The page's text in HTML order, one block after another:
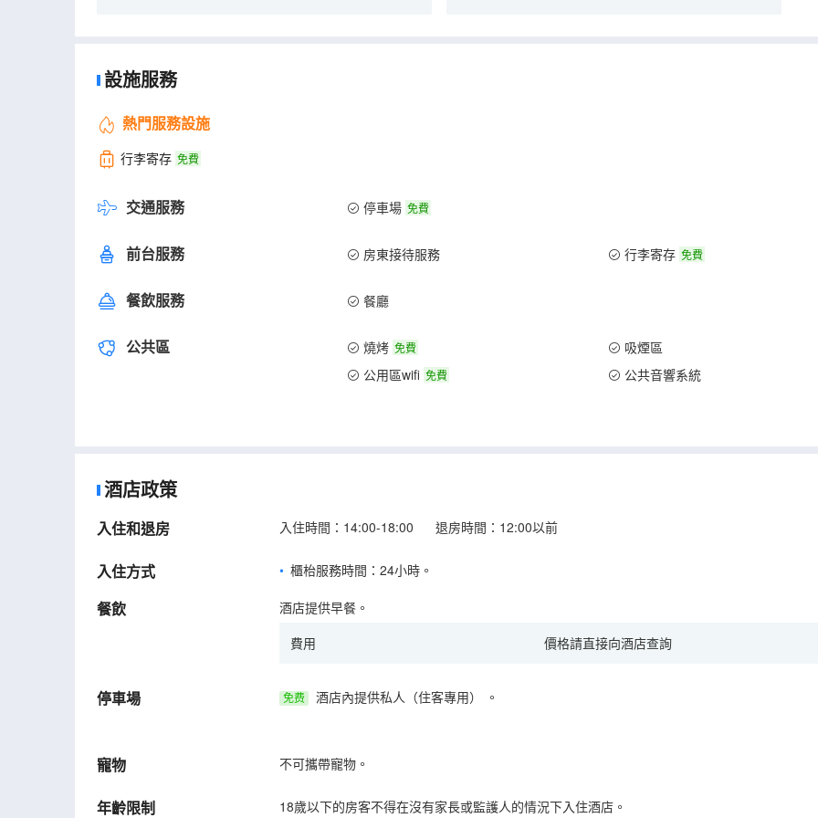
設施服務
熱門服務設施
行李寄存 免費
交通服務 停車場 免費
前台服務 房東接待服務 行李寄存 免費
餐飲服務 餐廳
公共區 燒烤 免費
吸煙區
公用區wifi 免費 公共音響系統
酒店政策
入住和退房 入住時間：14:00-18:00 退房時間：12:00以前
入住方式 櫃枱服務時間：24小時。
餐飲
酒店提供早餐。
費用
價格請直接向酒店查詢
停車場 免费 酒店內提供私人（住客專用） 。
寵物 不可攜帶寵物。
年齡限制 18歲以下的房客不得在沒有家長或監護人的情況下入住酒店。